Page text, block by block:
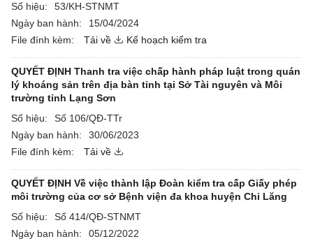
Số hiệu:
53/KH-STNMT
Ngày ban hành:
15/04/2024
File đính kèm:
Tải về Kế hoạch kiểm tra
QUYẾT ĐỊNH Thanh tra việc chấp hành pháp luật trong quán
lý khoáng sản trên địa bàn tỉnh tại Sở Tài nguyên và Môi
trường tỉnh Lạng Sơn
Số hiệu:
Số 106/QĐ-TTr
Ngày ban hành:
30/06/2023
File đính kèm:
Tải về
QUYẾT ĐỊNH Về việc thành lập Đoàn kiểm tra cấp Giấy phép
môi trường của cơ sở Bệnh viện đa khoa huyện Chi Lăng
Số hiệu:
Số 414/QĐ-STNMT
Ngày ban hành:
05/12/2022